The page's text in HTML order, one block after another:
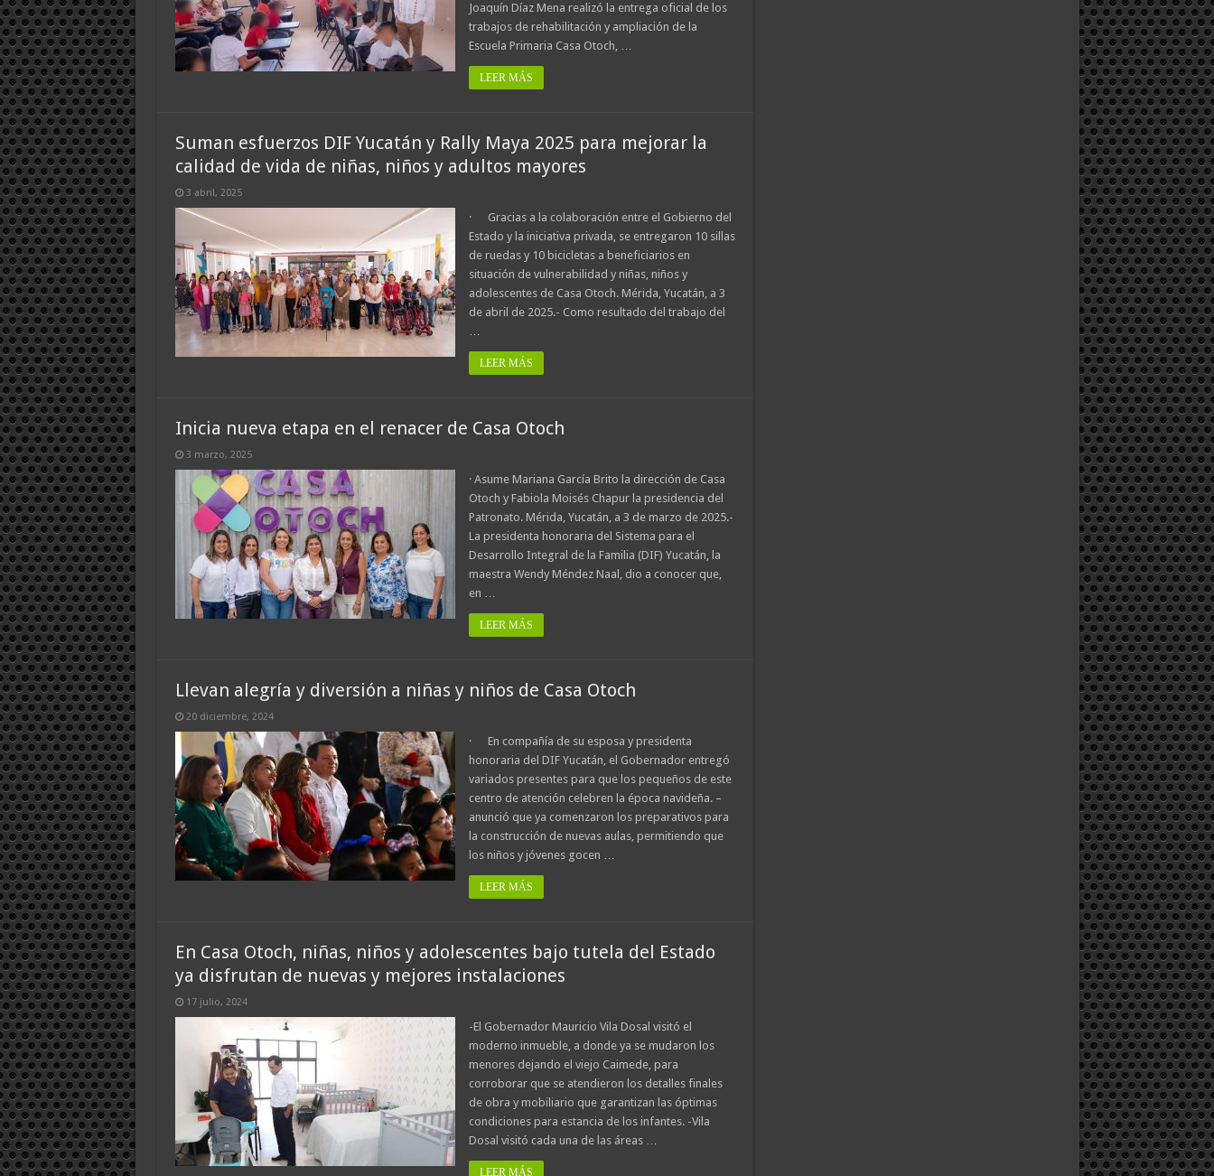
Joaquín Díaz Mena realizó la entrega oficial de los
trabajos de rehabilitación y ampliación de la
Escuela Primaria Casa Otoch, …
LEER MÁS
Suman esfuerzos DIF Yucatán y Rally Maya 2025 para mejorar la
calidad de vida de niñas, niños y adultos mayores
3 abril, 2025
· Gracias a la colaboración entre el Gobierno del
Estado y la iniciativa privada, se entregaron 10 sillas
de ruedas y 10 bicicletas a beneficiarios en
situación de vulnerabilidad y niñas, niños y
adolescentes de Casa Otoch. Mérida, Yucatán, a 3
de abril de 2025.- Como resultado del trabajo del
…
LEER MÁS
Inicia nueva etapa en el renacer de Casa Otoch
3 marzo, 2025
· Asume Mariana García Brito la dirección de Casa
Otoch y Fabiola Moisés Chapur la presidencia del
Patronato. Mérida, Yucatán, a 3 de marzo de 2025.-
La presidenta honoraria del Sistema para el
Desarrollo Integral de la Familia (DIF) Yucatán, la
maestra Wendy Méndez Naal, dio a conocer que,
en …
LEER MÁS
Llevan alegría y diversión a niñas y niños de Casa Otoch
20 diciembre, 2024
· En compañía de su esposa y presidenta
honoraria del DIF Yucatán, el Gobernador entregó
variados presentes para que los pequeños de este
centro de atención celebren la época navideña. –
anunció que ya comenzaron los preparativos para
la construcción de nuevas aulas, permitiendo que
los niños y jóvenes gocen …
LEER MÁS
En Casa Otoch, niñas, niños y adolescentes bajo tutela del Estado
ya disfrutan de nuevas y mejores instalaciones
17 julio, 2024
-El Gobernador Mauricio Vila Dosal visitó el
moderno inmueble, a donde ya se mudaron los
menores dejando el viejo Caimede, para
corroborar que se atendieron los detalles finales
de obra y mobiliario que garantizan las óptimas
condiciones para estancia de los infantes. -Vila
Dosal visitó cada una de las áreas …
LEER MÁS